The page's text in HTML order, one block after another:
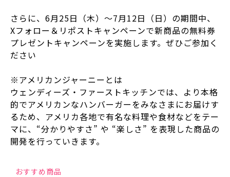
さらに、6月25日（木）～7月12日（日）の期間中、
Xフォロー＆リポストキャンペーンで新商品の無料券
プレゼントキャンペーンを実施します。ぜひご参加く
ださい
※アメリカンジャーニーとは
ウェンディーズ・ファーストキッチンでは、より本格
的でアメリカンなハンバーガーをみなさまにお届けす
るため、アメリカ各地で有名な料理や食材などをテー
マに、“分かりやすさ” や “楽しさ” を表現した商品の
開発を行っていきます。
おすすめ商品